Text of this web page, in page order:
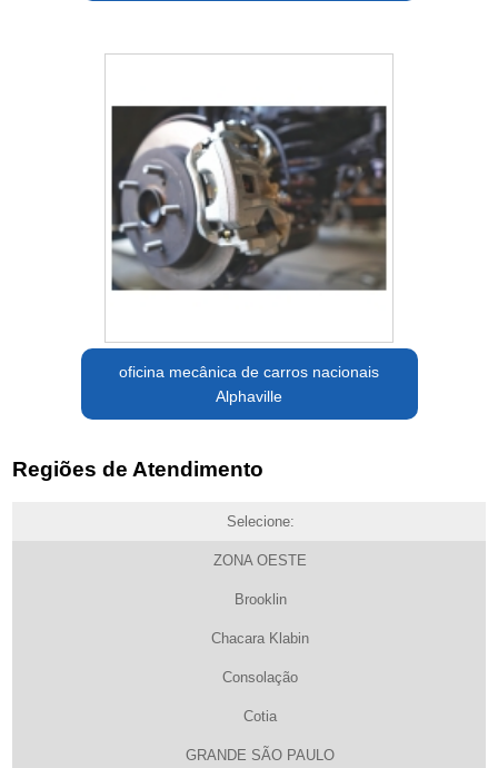
oficina mecânica de carros nacionais
Alphaville
Regiões de Atendimento
Selecione:
ZONA OESTE
Brooklin
Chacara Klabin
Consolação
Cotia
GRANDE SÃO PAULO